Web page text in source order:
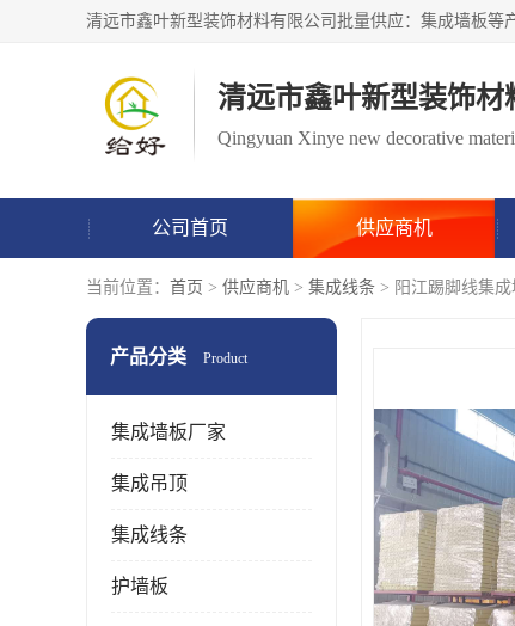
清远市鑫叶新型装饰材
Qingyuan Xinye new decorative
公司首页 供应商机
当前位置： 首页 > 供应商机 > 集成线条 > 阳江踢脚线集
产品分类 Product
集成墙板厂家
集成吊顶
集成线条
护墙板